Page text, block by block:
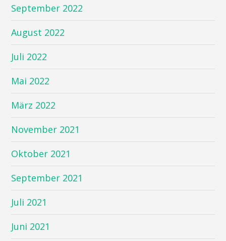
September 2022
August 2022
Juli 2022
Mai 2022
März 2022
November 2021
Oktober 2021
September 2021
Juli 2021
Juni 2021